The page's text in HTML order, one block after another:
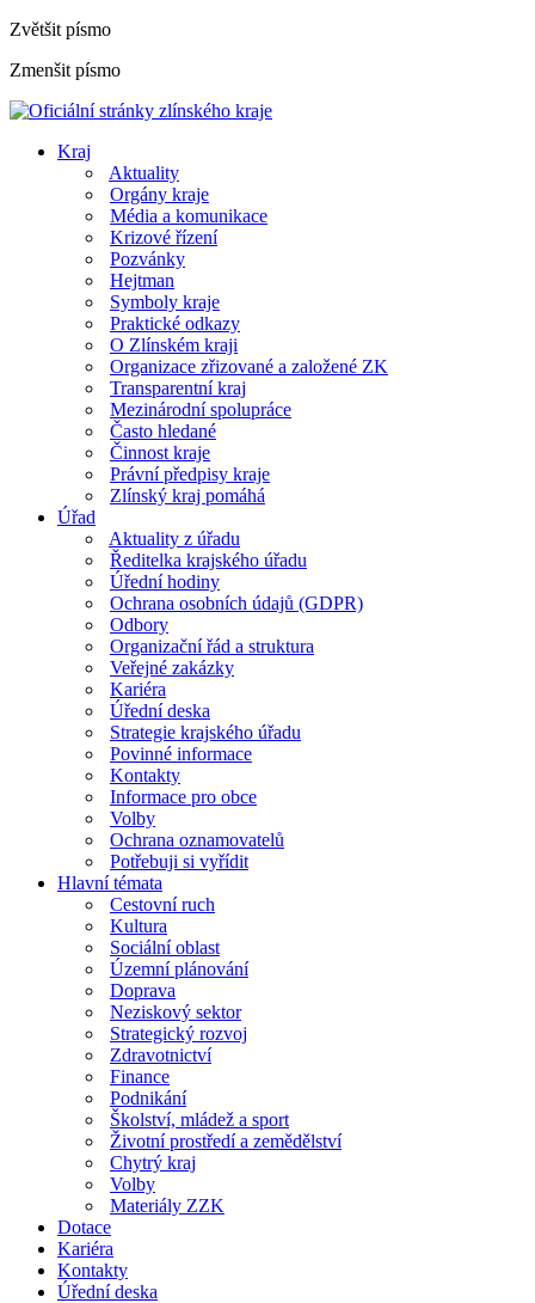
Zvětšit písmo
Zmenšit písmo
Kraj
Aktuality
Orgány kraje
Média a komunikace
Krizové řízení
Pozvánky
Hejtman
Symboly kraje
Praktické odkazy
O Zlínském kraji
Organizace zřizované a založené ZK
Transparentní kraj
Mezinárodní spolupráce
Často hledané
Činnost kraje
Právní předpisy kraje
Zlínský kraj pomáhá
Úřad
Aktuality z úřadu
Ředitelka krajského úřadu
Úřední hodiny
Ochrana osobních údajů (GDPR)
Odbory
Organizační řád a struktura
Veřejné zakázky
Kariéra
Úřední deska
Strategie krajského úřadu
Povinné informace
Kontakty
Informace pro obce
Volby
Ochrana oznamovatelů
Potřebuji si vyřídit
Hlavní témata
Cestovní ruch
Kultura
Sociální oblast
Územní plánování
Doprava
Neziskový sektor
Strategický rozvoj
Zdravotnictví
Finance
Podnikání
Školství, mládež a sport
Životní prostředí a zemědělství
Chytrý kraj
Volby
Materiály ZZK
Dotace
Kariéra
Kontakty
Úřední deska